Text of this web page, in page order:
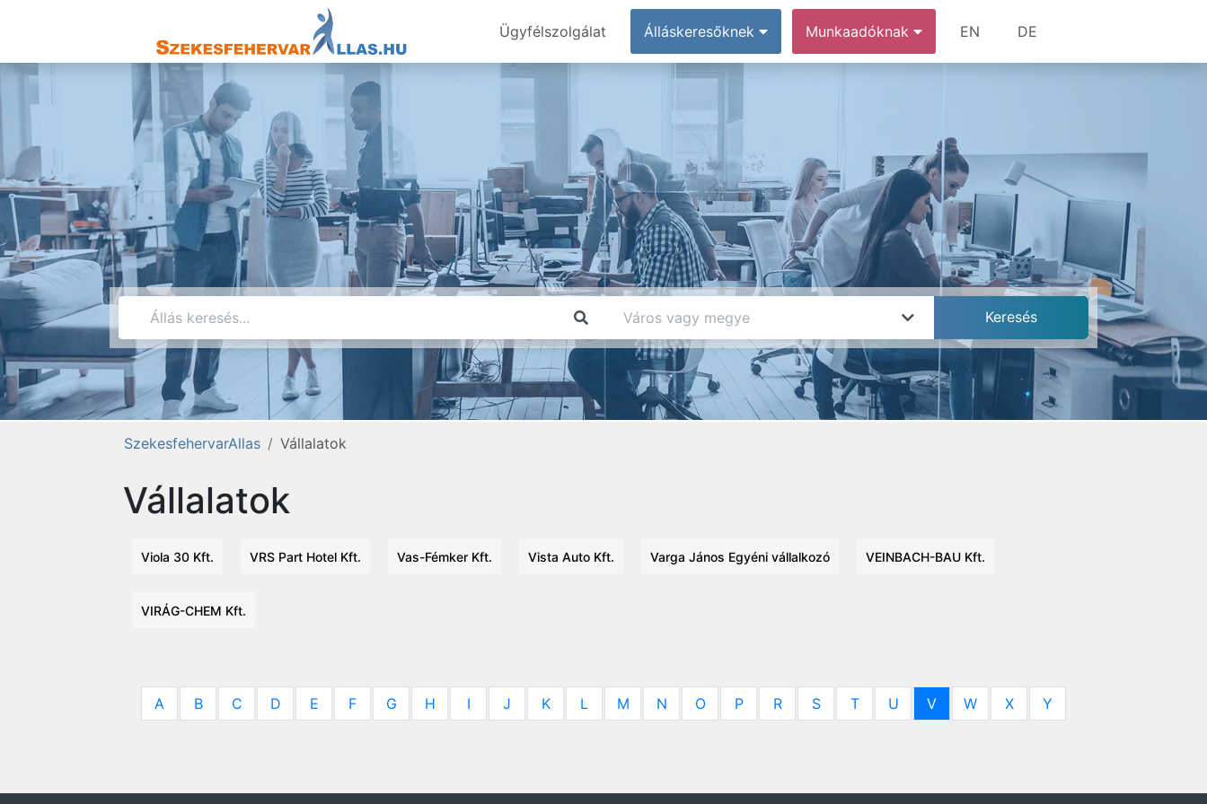
Ügyfélszolgálat Álláskeresőknek Munkaadóknak EN DE
SzekesfehervarAllas Vállalatok
Vállalatok
Viola 30 Kft. VRS Part Hotel Kft. Vas-Fémker Kft. Vista Auto Kft. Varga János Egyéni vállalkozó VEINBACH-BAU Kft.
VIRÁG-CHEM Kft.
A B C D E F G H I J K L M N O P R S T U V W X Y